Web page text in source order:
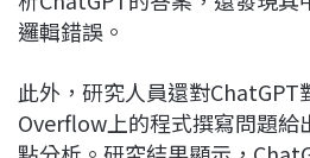
邏輯錯誤。
此外，研究人員還對ChatGPT
Overflow上的程式撰寫問題給